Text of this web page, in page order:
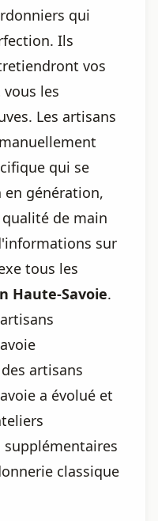
qui
Ils
vos
les
Les artisans
qui se
génération,
de main
sur
tous les
Haute-Savoie.
artisans
a évolué et
supplémentaires
classique